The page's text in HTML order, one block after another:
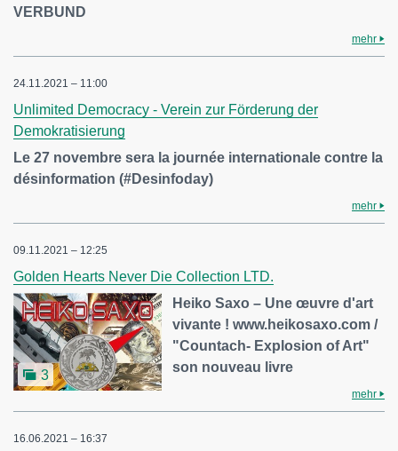
VERBUND
mehr
24.11.2021 – 11:00
Unlimited Democracy - Verein zur Förderung der
Demokratisierung
Le 27 novembre sera la journée internationale contre la
désinformation (#Desinfoday)
mehr
09.11.2021 – 12:25
Golden Hearts Never Die Collection LTD.
3
Heiko Saxo – Une œuvre d'art
vivante ! www.heikosaxo.com /
"Countach- Explosion of Art"
son nouveau livre
mehr
16.06.2021 – 16:37